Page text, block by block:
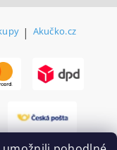
| Akučko.cz